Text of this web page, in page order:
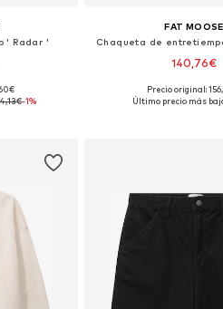
' Radar '
tallas
-1%
FAT MOOSE
Chaqueta de
140,76€
Tallas disponibles: S, M, L,
Precio original:
Último precio más